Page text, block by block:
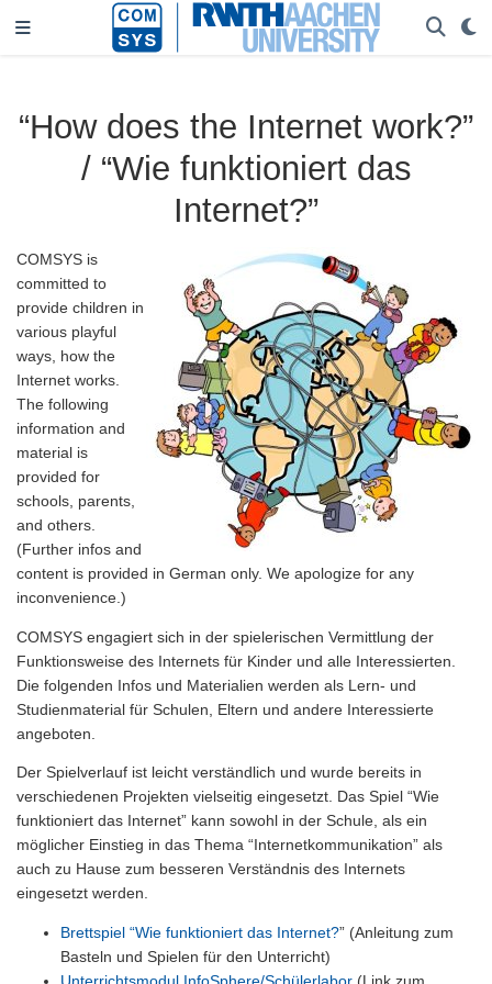
“How does the Internet work?”
/ “Wie funktioniert das
Internet?”
COMSYS is
committed to
provide children in
various playful
ways, how the
Internet works.
The following
information and
material is
provided for
schools, parents,
and others.
(Further infos and
content is provided in German only. We apologize for any
inconvenience.)
COMSYS engagiert sich in der spielerischen Vermittlung der
Funktionsweise des Internets für Kinder und alle Interessierten.
Die folgenden Infos und Materialien werden als Lern- und
Studienmaterial für Schulen, Eltern und andere Interessierte
angeboten.
Der Spielverlauf ist leicht verständlich und wurde bereits in
verschiedenen Projekten vielseitig eingesetzt. Das Spiel “Wie
funktioniert das Internet” kann sowohl in der Schule, als ein
möglicher Einstieg in das Thema “Internetkommunikation” als
auch zu Hause zum besseren Verständnis des Internets
eingesetzt werden.
Brettspiel “Wie funktioniert das Internet?” (Anleitung zum
Basteln und Spielen für den Unterricht)